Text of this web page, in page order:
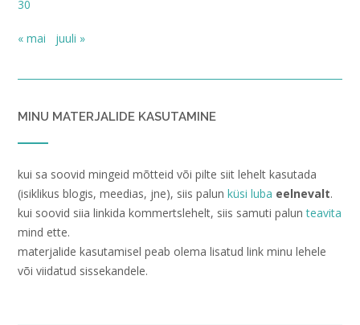
30
« mai juuli »
MINU MATERJALIDE KASUTAMINE
kui sa soovid mingeid mõtteid või pilte siit lehelt kasutada
(isiklikus blogis, meedias, jne), siis palun küsi luba eelnevalt.
kui soovid siia linkida kommertslehelt, siis samuti palunteavita
mind ette.
materjalide kasutamisel peab olema lisatud link minu lehele
või viidatud sissekandele.